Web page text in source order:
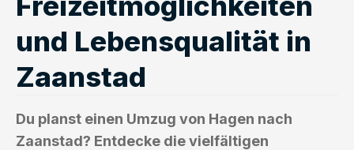
und Lebensqualität in
Zaanstad
Du planst einen Umzug von Hagen nach
Zaanstad? Entdecke die vielfältigen